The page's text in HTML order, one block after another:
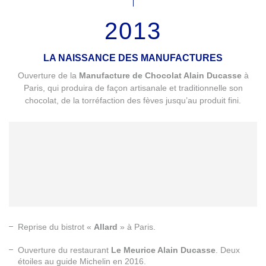
2013
LA NAISSANCE DES MANUFACTURES
Ouverture de la Manufacture de Chocolat Alain Ducasseà
Paris, qui produira de façon artisanale et traditionnelle son
chocolat, de la torréfaction des fèves jusqu’au produit fini.
Reprise du bistrot « Allard » à Paris.
Ouverture du restaurant Le Meurice Alain Ducasse . Deux
étoiles au guide Michelin en 2016.